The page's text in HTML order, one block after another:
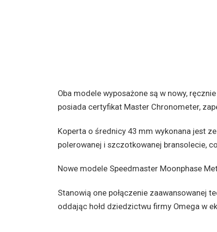
Oba modele wyposażone są w nowy,
posiada certyfikat Master Chronometer,
Koperta o średnicy 43 mm wykonana jest
polerowanej i szczotkowanej bransolecie,
Nowe modele Speedmaster Moonphase
Stanowią one połączenie zaawansowanej
oddając hołd dziedzictwu firmy Omega w